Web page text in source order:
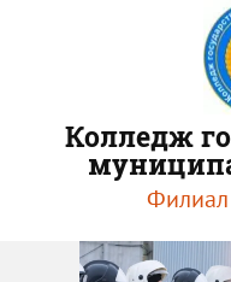
Колледж
Филиал